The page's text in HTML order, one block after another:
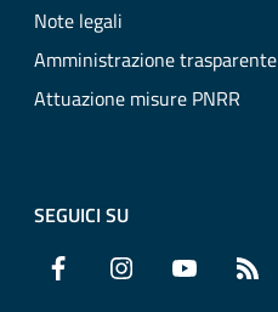
Note legali
Amministrazione trasparente
Attuazione misure PNRR
SEGUICI SU
Facebook Instagram YouTube